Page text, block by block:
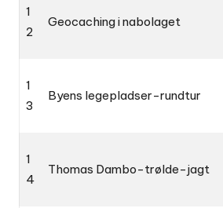
1
2
Geocaching i nabolaget
1
3
Byens legepladser-rundtur
1
4
Thomas Dambo-trølde-jagt